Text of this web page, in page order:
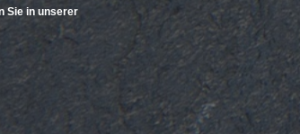
Sie in unserer